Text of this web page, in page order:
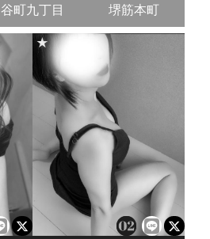
谷町九丁目 堺筋本町
★